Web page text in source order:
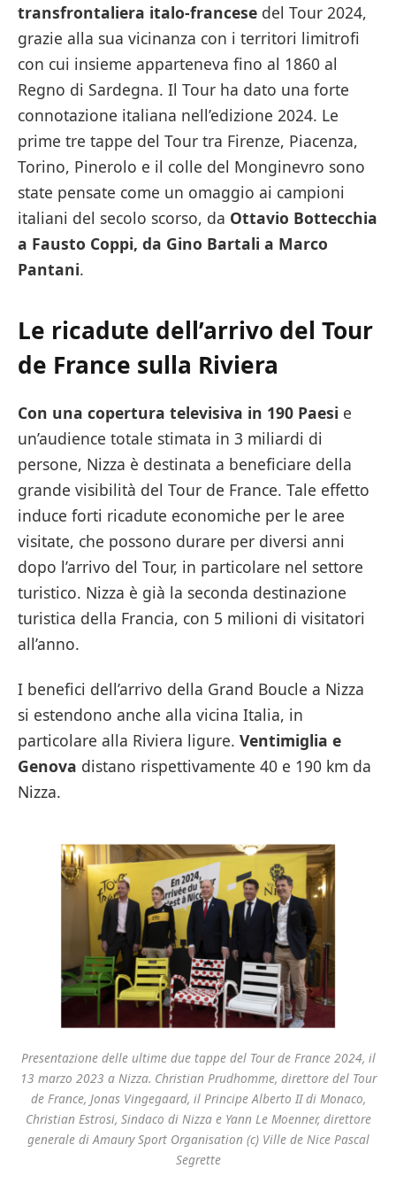
transfrontaliera italo-francese del Tour 2024,
grazie alla sua vicinanza con i territori limitrofi
con cui insieme apparteneva fino al 1860 al
Regno di Sardegna. Il Tour ha dato una forte
connotazione italiana nell’edizione 2024. Le
prime tre tappe del Tour tra Firenze, Piacenza,
Torino, Pinerolo e il colle del Monginevro sono
state pensate come un omaggio ai campioni
italiani del secolo scorso, da Ottavio Bottecchia
a Fausto Coppi, da Gino Bartali a Marco
Pantani.
Le ricadute dell’arrivo del Tour
de France sulla Riviera
Con una copertura televisiva in 190 Paesi e
un’audience totale stimata in 3 miliardi di
persone, Nizza è destinata a beneficiare della
grande visibilità del Tour de France. Tale effetto
induce forti ricadute economiche per le aree
visitate, che possono durare per diversi anni
dopo l’arrivo del Tour, in particolare nel settore
turistico. Nizza è già la seconda destinazione
turistica della Francia, con 5 milioni di visitatori
all’anno.
I benefici dell’arrivo della Grand Boucle a Nizza
si estendono anche alla vicina Italia, in
particolare alla Riviera ligure. Ventimiglia e
Genova distano rispettivamente 40 e 190 km da
Nizza.
Presentazione delle ultime due tappe del Tour de France 2024, il
13 marzo 2023 a Nizza. Christian Prudhomme, direttore del Tour
de France, Jonas Vingegaard, il Principe Alberto II di Monaco,
Christian Estrosi, Sindaco di Nizza e Yann Le Moenner, direttore
generale di Amaury Sport Organisation (c) Ville de Nice Pascal
Segrette